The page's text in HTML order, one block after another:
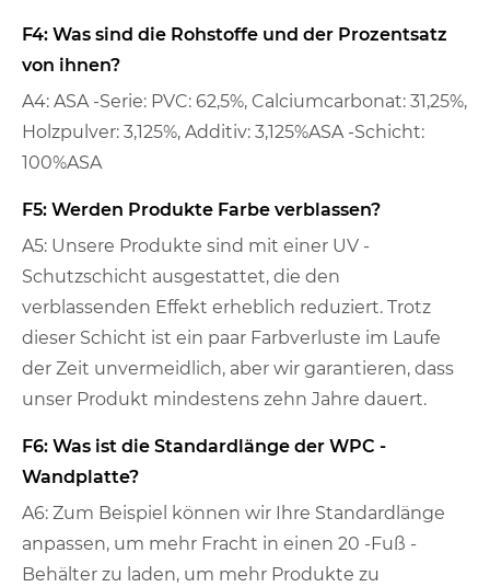
F4: Was sind die Rohstoffe und der Prozentsatz
von ihnen?
A4: ASA -Serie: PVC: 62,5%, Calciumcarbonat: 31,25%,
Holzpulver: 3,125%, Additiv: 3,125%ASA -Schicht:
100%ASA
F5: Werden Produkte Farbe verblassen?
A5: Unsere Produkte sind mit einer UV -
Schutzschicht ausgestattet, die den
verblassenden Effekt erheblich reduziert. Trotz
dieser Schicht ist ein paar Farbverluste im Laufe
der Zeit unvermeidlich, aber wir garantieren, dass
unser Produkt mindestens zehn Jahre dauert.
F6: Was ist die Standardlänge der WPC -
Wandplatte?
A6: Zum Beispiel können wir Ihre Standardlänge
anpassen, um mehr Fracht in einen 20 -Fuß -
Behälter zu laden, um mehr Produkte zu